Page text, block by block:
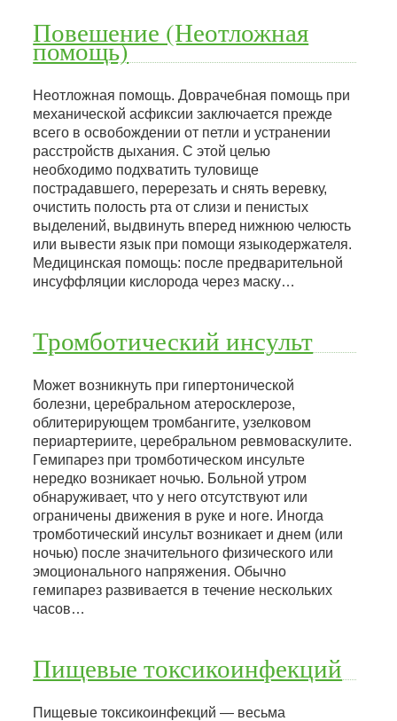
Повешение (Неотложная
помощь)
Неотложная помощь. Доврачебная помощь при
механической асфиксии заключается прежде
всего в освобождении от петли и устранении
расстройств дыхания. С этой целью
необходимо подхватить туловище
пострадавшего, перерезать и снять веревку,
очистить полость рта от слизи и пенистых
выделений, выдвинуть вперед нижнюю челюсть
или вывести язык при помощи языкодержателя.
Медицинская помощь: после предварительной
инсуффляции кислорода через маску…
Тромботический инсульт
Может возникнуть при гипертонической
болезни, церебральном атеросклерозе,
облитерирующем тромбангите, узелковом
периартериите, церебральном ревмоваскулите.
Гемипарез при тромботическом инсульте
нередко возникает ночью. Больной утром
обнаруживает, что у него отсутствуют или
ограничены движения в руке и ноге. Иногда
тромботический инсульт возникает и днем (или
ночью) после значительного физического или
эмоционального напряжения. Обычно
гемипарез развивается в течение нескольких
часов…
Пищевые токсикоинфекций
Пищевые токсикоинфекций — весьма